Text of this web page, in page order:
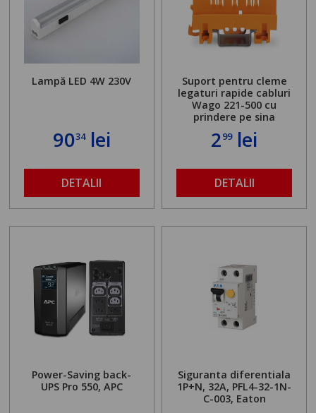
Lampă LED 4W 230V
9034lei
DETALII
Suport pentru cleme
legaturi rapide cabluri
Wago 221-500 cu
prindere pe sina
299lei
DETALII
Power-Saving back-
UPS Pro 550, APC
Siguranta diferentiala
1P+N, 32A, PFL4-32-1N-
C-003, Eaton